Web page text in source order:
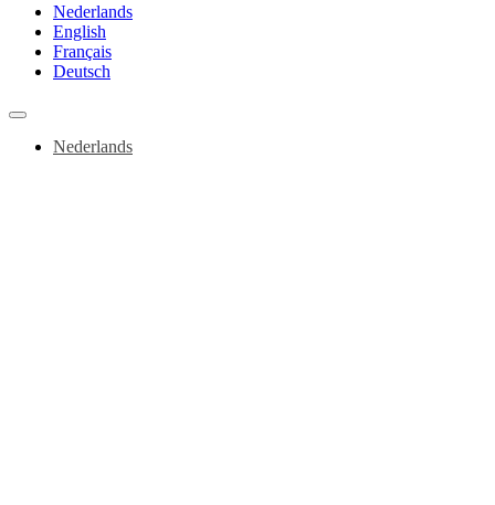
Nederlands
English
Français
Deutsch
Nederlands